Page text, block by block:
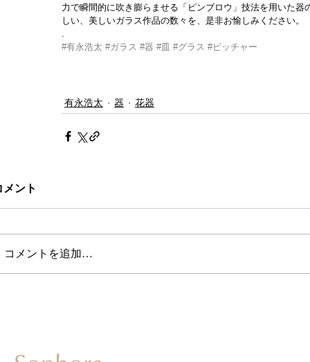
力で瞬間的に吹き膨らませる「ピンブロウ」技法を用いた
しい、美しいガラス作品の数々を、是非お愉しみください。
#有永浩太 #ガラス #器 #皿 #グラス #ピッチャー
有永浩太 器 花器
メント
コメントを追加…